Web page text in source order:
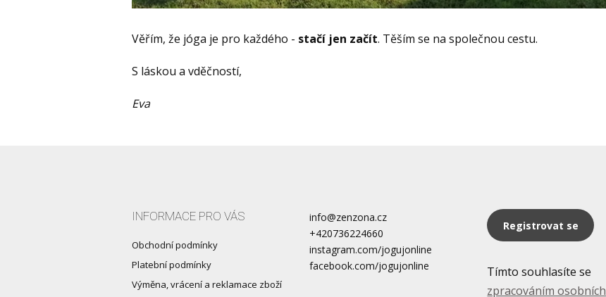
Věřím, že jóga je pro každého - stačí jen začít. Těším se na společnou cestu.
S láskou a vděčností,
Eva
INFORMACE PRO VÁS
Obchodní podmínky
Platební podmínky
Výměna, vrácení a reklamace zboží
info@zenzona.cz
+420736224660
instagram.com/jogujonline
facebook.com/jogujonline
Registrovat se
Tímto souhlasíte se
zpracováním osobních